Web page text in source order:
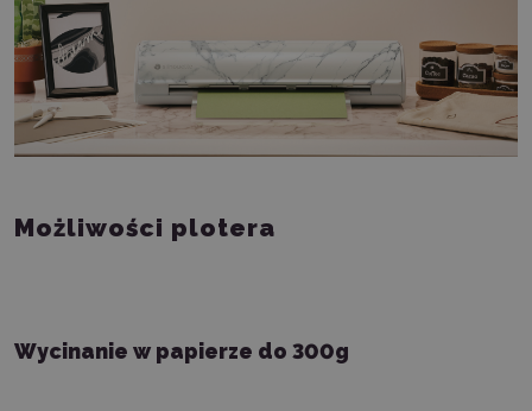
Możliwości plotera
Wycinanie w papierze do 300g